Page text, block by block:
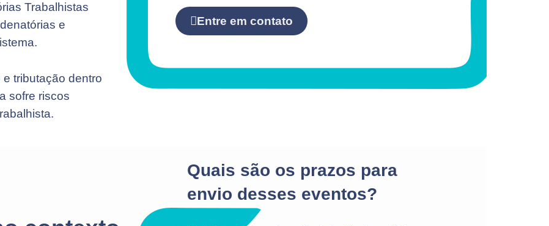
Trabalhistas
e
tributação dentro
sofre riscos
Entre em contato
Quais são os prazos para
envio desses eventos?